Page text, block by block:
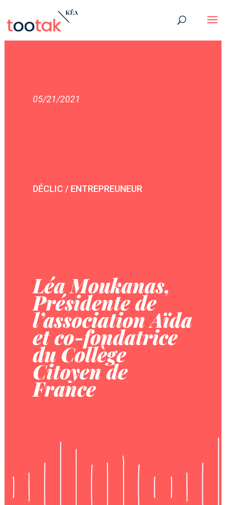
05/21/2021
DÉCLIC / ENTREPREUNEUR
Léa Moukanas,
Présidente de
l’association Aïda
et co-fondatrice
du Collège
Citoyen de
France